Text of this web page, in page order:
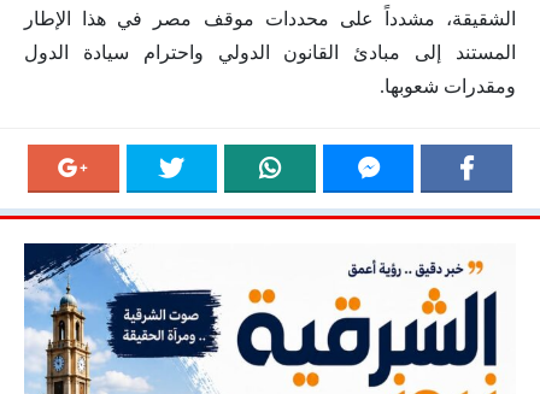
الشقيقة، مشدداً على محددات موقف مصر في هذا الإطار
المستند إلى مبادئ القانون الدولي واحترام سيادة الدول
ومقدرات شعوبها.